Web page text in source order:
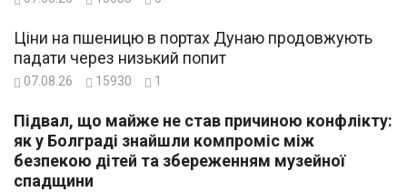
Ціни на пшеницю в портах Дунаю продовжують
падати через низький попит
07.08.26 15930 1
Підвал, що майже не став причиною конфлікту:
як у Болграді знайшли компроміс між
безпекою дітей та збереженням музейної
спадщини